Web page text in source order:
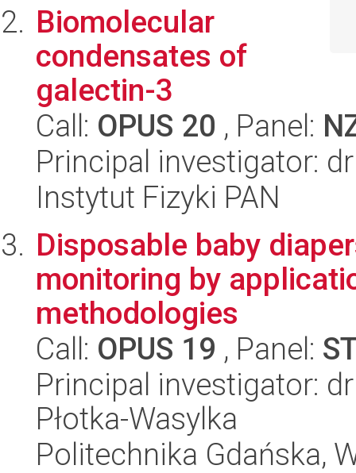
Biomolecular
condensates of
galectin-3
Call: OPUS 20 , Panel:
Principal investigator:
Instytut Fizyki PAN
Disposable baby
monitoring by
methodologies
Call: OPUS 19 , Panel:
Principal investigator:
Płotka-Wasylka
Politechnika Gdańska,